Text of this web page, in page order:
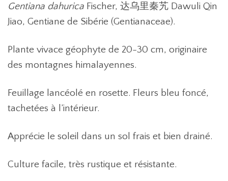
Gentiana dahurica Fischer, 达乌里秦艽 Dawuli Qin
Jiao, Gentiane de Sibérie (Gentianaceae).
Plante vivace géophyte de 20-30 cm, originaire
des montagnes himalayennes.
Feuillage lancéolé en rosette. Fleurs bleu foncé,
tachetées à l’intérieur.
Apprécie le soleil dans un sol frais et bien drainé.
Culture facile, très rustique et résistante.